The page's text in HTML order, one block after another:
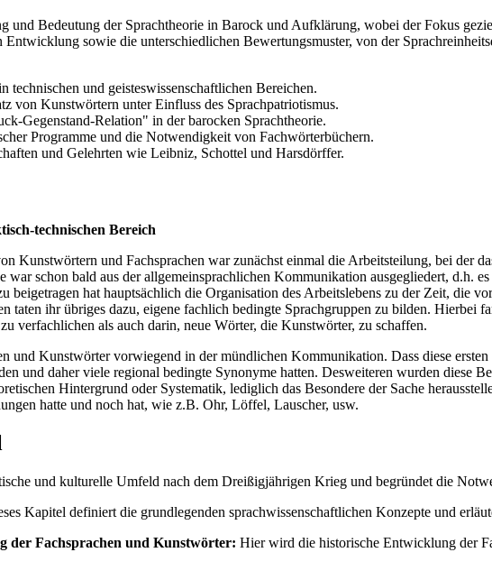
und Bedeutung der Sprachtheorie in Barock und Aufklärung, wobei der Fokus
sowie die unterschiedlichen Bewertungsmuster, von der
technischen und geisteswissenschaftlichen Bereichen.
von Kunstwörtern unter Einfluss des Sprachpatriotismus.
Gegenstand-Relation" in der barocken Sprachtheorie.
Programme und die Notwendigkeit von Fachwörterbüchern.
und Gelehrten wie Leibniz, Schottel und Harsdörffer.
technischen Bereich
Kunstwörtern und Fachsprachen war zunächst einmal die Arbeitsteilung, bei der
schon bald aus der allgemeinsprachlichen Kommunikation ausgegliedert, d.h.
beigetragen hat hauptsächlich die Organisation des Arbeitslebens zu der Zeit, die
ihr übriges dazu, eigene fachlich bedingte Sprachgruppen zu bilden. Hierbei
verfachlichen als auch darin, neue Wörter, die Kunstwörter, zu schaffen.
und Kunstwörter vorwiegend in der mündlichen Kommunikation. Dass diese
und daher viele regional bedingte Synonyme hatten. Desweiteren wurden diese
Hintergrund oder Systematik, lediglich das Besondere der Sache
hatte und noch hat, wie z.B. Ohr, Löffel, Lauscher, usw.
und kulturelle Umfeld nach dem Dreißigjährigen Krieg und begründet die
Kapitel definiert die grundlegenden sprachwissenschaftlichen Konzepte und
der Fachsprachen und Kunstwörter: Hier wird die historische Entwicklung der